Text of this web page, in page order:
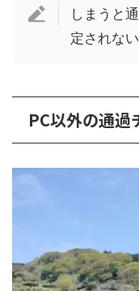
しまうと
定されない
PC以外の通過